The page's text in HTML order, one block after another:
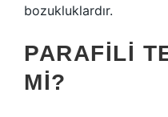
bozukluklardır.
PARAFILI
MI?